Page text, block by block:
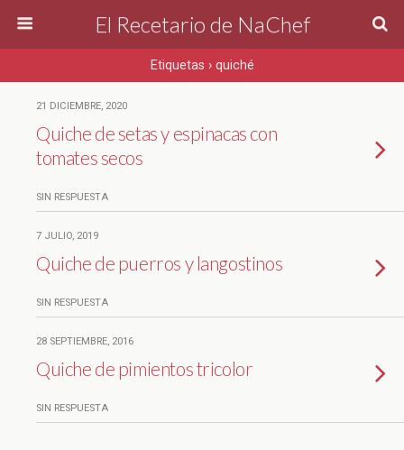
El Recetario de NaChef
Etiquetas › quiché
21 DICIEMBRE, 2020
Quiche de setas y espinacas con
tomates secos
SIN RESPUESTA
7 JULIO, 2019
Quiche de puerros y langostinos
SIN RESPUESTA
28 SEPTIEMBRE, 2016
Quiche de pimientos tricolor
SIN RESPUESTA